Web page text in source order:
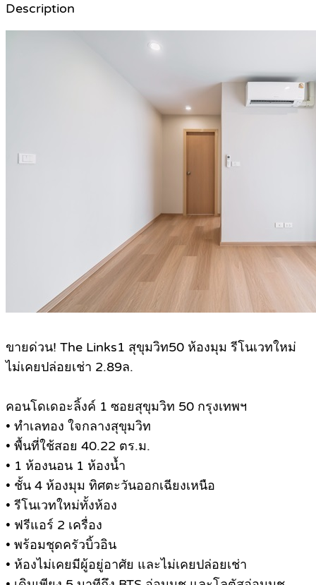
Description
ขายด่วน! The Links1 สุขุมวิท50 ห้องมุม รีโนเวทใหม่
ไม่เคยปล่อยเช่า 2.89ล.
คอนโดเดอะลิ้งค์ 1 ซอยสุขุมวิท 50 กรุงเทพฯ
• ทำเลทอง ใจกลางสุขุมวิท
• พื้นที่ใช้สอย 40.22 ตร.ม.
• 1 ห้องนอน 1 ห้องน้ำ
• ชั้น 4 ห้องมุม ทิศตะวันออกเฉียงเหนือ
• รีโนเวทใหม่ทั้งห้อง
• ฟรีแอร์ 2 เครื่อง
• พร้อมชุดครัวบิ้วอิน
• ห้องไม่เคยมีผู้อยู่อาศัย และไม่เคยปล่อยเช่า